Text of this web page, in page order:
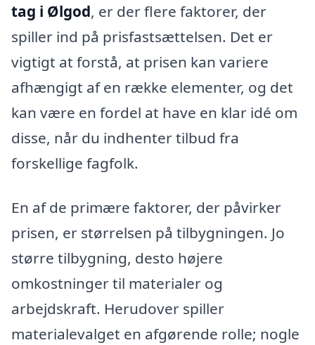
tag i Ølgod, er der flere faktorer, der
spiller ind på prisfastsættelsen. Det er
vigtigt at forstå, at prisen kan variere
afhængigt af en række elementer, og det
kan være en fordel at have en klar idé om
disse, når du indhenter tilbud fra
forskellige fagfolk.
En af de primære faktorer, der påvirker
prisen, er størrelsen på tilbygningen. Jo
større tilbygning, desto højere
omkostninger til materialer og
arbejdskraft. Herudover spiller
materialevalget en afgørende rolle; nogle